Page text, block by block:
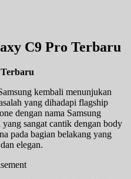
C9 Pro Terbaru
kembali menunjukan
yang dihadapi flagship
dengan nama Samsung
sangat cantik dengan body
pada bagian belakang yang
elegan.